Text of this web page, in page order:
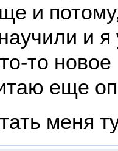
и
и
то
еще
меня